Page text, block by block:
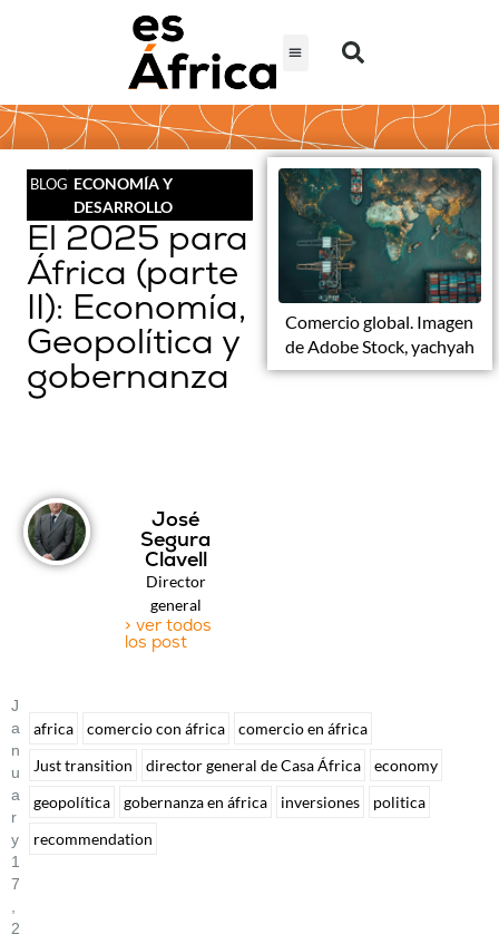
BLOG ECONOMÍA Y
DESARROLLO
El 2025 para
África (parte
II): Economía,
Geopolítica y
gobernanza
Comercio global. Imagen
de Adobe Stock, yachyah
José
Segura
Clavell
Director
general
> ver todos
los post
J
A
N
U
A
R
Y
1
7
2
africa comercio con áfrica
comercio en áfrica
Just transition
director general de Casa África
economy
geopolítica
gobernanza en áfrica inversiones
politica
recommendation